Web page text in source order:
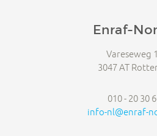
Enraf-
Vareseweg
3047 AT
010 - 20 30
info-nl@enraf-